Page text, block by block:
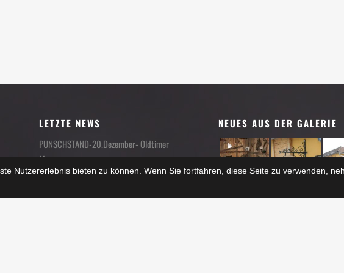
LETZTE NEWS
PUNSCHSTAND-20.Dezember- Oldtimer
Museum
30. November 2025
NEUES AUS DER GALERIE
Nutzererlebnis bieten zu können. Wenn Sie fortfahren, diese Seite zu verwenden,